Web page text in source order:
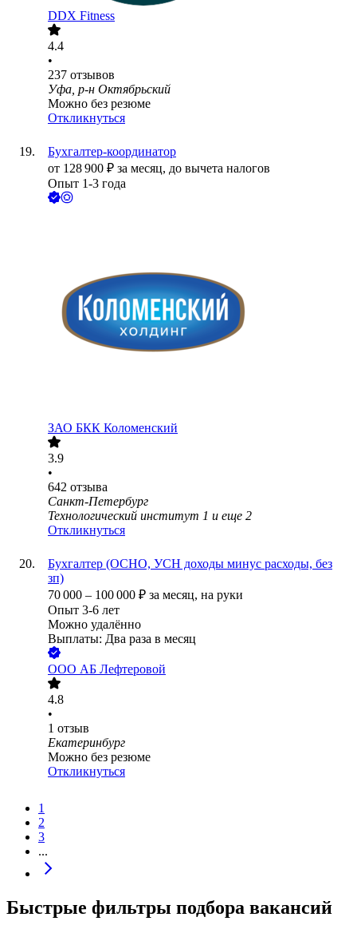
DDX Fitness
4.4
•
237 отзывов
Уфа, р-н Октябрьский
Можно без резюме
Откликнуться
Бухгалтер-координатор
от 128 900 ₽ за месяц, до вычета налогов
Опыт 1-3 года
ЗАО БКК Коломенский
3.9
•
642 отзыва
Санкт-Петербург
Технологический институт 1 и еще 2
Откликнуться
Бухгалтер (ОСНО, УСН доходы минус расходы, без
зп)
70 000 – 100 000 ₽ за месяц, на руки
Опыт 3-6 лет
Можно удалённо
Выплаты: Два раза в месяц
ООО АБ Лефтеровой
4.8
•
1 отзыв
Екатеринбург
Можно без резюме
Откликнуться
1
2
3
...
Быстрые фильтры подбора вакансий